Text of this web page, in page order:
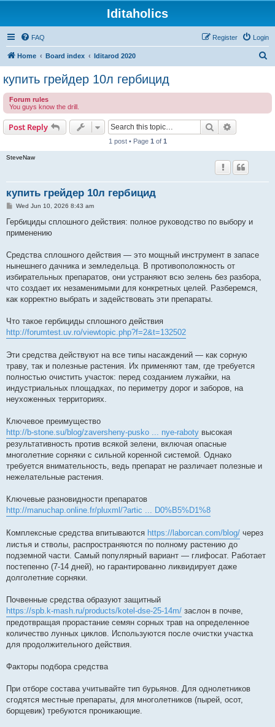
Iditaholics
FAQ Login
Register
Home Board index Iditarod 2020
c
купить грейдер 10л гербицид
Forum rules
You guys know the drill.
Post Reply Search
1 post • Page 1 of 1
SteveNaw
купить грейдер 10л гербицид
P
s
t
Wed Jun 10, 2026 8:43 am
Гербициды сплошного действия: полное руководство по выбору и
применению
Средства сплошного действия — это мощный инструмент в запасе
нынешнего дачника и земледельца. В противоположность от
избирательных препаратов, они устраняют всю зелень без разбора,
что создает их незаменимыми для конкретных целей. Разберемся,
как корректно выбрать и задействовать эти препараты.
Что такое гербициды сплошного действия
http://forumtest.uv.ro/viewtopic.php?f=2&t=132502
Эти средства действуют на все типы насаждений — как сорную
траву, так и полезные растения. Их применяют там, где требуется
полностью очистить участок: перед созданием лужайки, на
индустриальных площадках, по периметру дорог и заборов, на
неухоженных территориях.
Ключевое преимущество
http://b-stone.su/blog/zaversheny-pusko ... nye-raboty высокая
результативность против всякой зелени, включая опасные
многолетние сорняки с сильной коренной системой. Однако
требуется внимательность, ведь препарат не различает полезные и
нежелательные растения.
Ключевые разновидности препаратов
http://manuchap.online.fr/pluxml/?artic ... D0%B5%D1%8
Комплексные средства впитываются https://laborcan.com/blog/ через
листья и стволы, распространяются по полному растению до
подземной части. Самый популярный вариант — глифосат. Работает
постепенно (7-14 дней), но гарантированно ликвидирует даже
долголетние сорняки.
Почвенные средства образуют защитный
https://spb.k-mash.ru/products/kotel-dse-25-14m/ заслон в почве,
предотвращая прорастание семян сорных трав на определенное
количество лунных циклов. Используются после очистки участка
для продолжительного действия.
Факторы подбора средства
При отборе состава учитывайте тип бурьянов. Для однолетников
сгодятся местные препараты, для многолетников (пырей, осот,
борщевик) требуются проникающие.